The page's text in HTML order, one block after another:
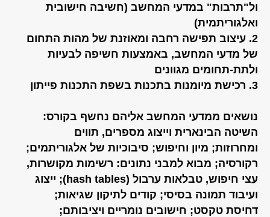
ול"תרבות" במדעי המחשב (חשיבה חישובית
ואלגוריתמית)
2. עיצוב תפישה רחבה ומאוזנת של מהות התחום
של מדעי המחשב, באמצעות חשיפה לבעיות
ולתת-תחומים מגוונים
3. רכישת מיומנות בתכנות בשפת התכנות פייתון
נושאים ממדעי המחשב אליהם נחשף בקורס:
השיטה הבינארית וייצוג מספרים, תווים
ומחרוזות; מיון וחיפוש; סיבוכיות של אלגוריתמים;
רקורסיה; מבוא למבני נתונים: רשימות מקושרות,
עצי חיפוש, טבלאות ערבול (hash tables); ייצוג
ועיבוד תמונה בסיסי; קודים לתיקון שגיאות;
דחיסת טקסט; חישובים נומריים ויציבותם;